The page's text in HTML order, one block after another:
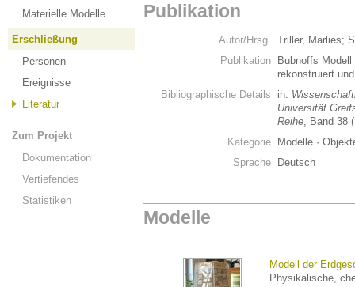
Materielle Modelle
Erschließung
Personen
Ereignisse
Literatur
Zum Projekt
Dokumentation
Vertiefendes
Statistiken
Publikation
Autor/Hrsg. Triller, Marlies;
Publikation
Bubnoffs
rekonstruiert
Bibliographische Details
in:
Universität
Reihe, Band 38
Kategorie
Modelle ·
Sprache
Deutsch
Modelle
Modell der
Physikalische,